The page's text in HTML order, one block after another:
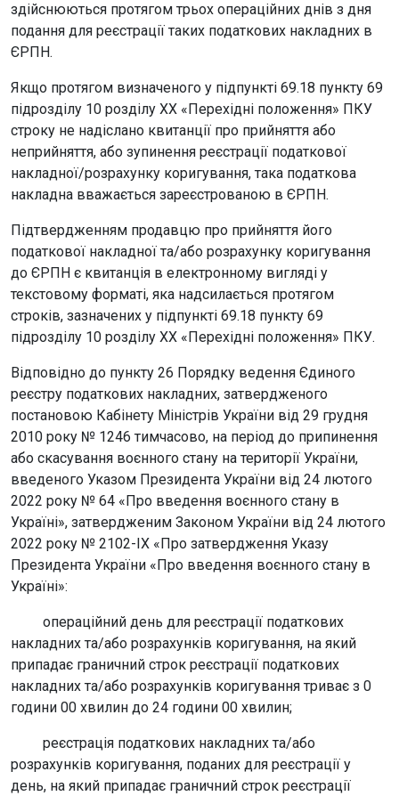
здійснюються протягом трьох операційних днів з дня
подання для реєстрації таких податкових накладних в
ЄРПН.
Якщо протягом визначеного у підпункті 69.18 пункту 69
підрозділу 10 розділу ХХ «Перехідні положення» ПКУ
строку не надіслано квитанції про прийняття або
неприйняття, або зупинення реєстрації податкової
накладної/розрахунку коригування, така податкова
накладна вважається зареєстрованою в ЄРПН.
Підтвердженням продавцю про прийняття його
податкової накладної та/або розрахунку коригування
до ЄРПН є квитанція в електронному вигляді у
текстовому форматі, яка надсилається протягом
строків, зазначених у підпункті 69.18 пункту 69
підрозділу 10 розділу ХХ «Перехідні положення» ПКУ.
Відповідно до пункту 26 Порядку ведення Єдиного
реєстру податкових накладних, затвердженого
постановою Кабінету Міністрів України від 29 грудня
2010 року № 1246 тимчасово, на період до припинення
або скасування воєнного стану на території України,
введеного Указом Президента України від 24 лютого
2022 року № 64 «Про введення воєнного стану в
Україні», затвердженим Законом України від 24 лютого
2022 року № 2102-IX «Про затвердження Указу
Президента України «Про введення воєнного стану в
Україні»:
операційний день для реєстрації податкових
накладних та/або розрахунків коригування, на який
припадає граничний строк реєстрації податкових
накладних та/або розрахунків коригування триває з 0
години 00 хвилин до 24 години 00 хвилин;
реєстрація податкових накладних та/або
розрахунків коригування, поданих для реєстрації у
день, на який припадає граничний строк реєстрації